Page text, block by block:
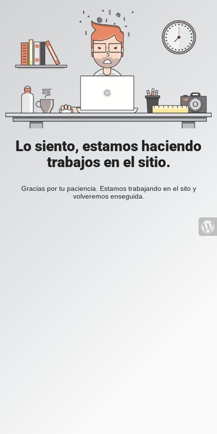
Lo siento, estamos haciendo
trabajos en el sitio.
Gracias por tu paciencia. Estamos trabajando en el sito y
volveremos enseguida.